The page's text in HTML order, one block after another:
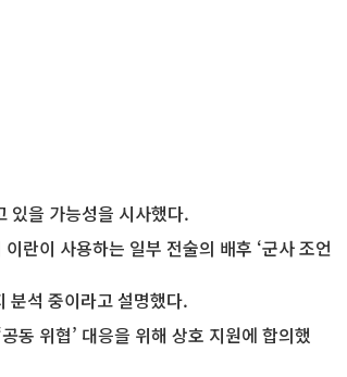
있을 가능성을 시사했다.
란이 사용하는 일부 전술의 배후 ‘군사 조언
분석 중이라고 설명했다.
동 위협’ 대응을 위해 상호 지원에 합의했